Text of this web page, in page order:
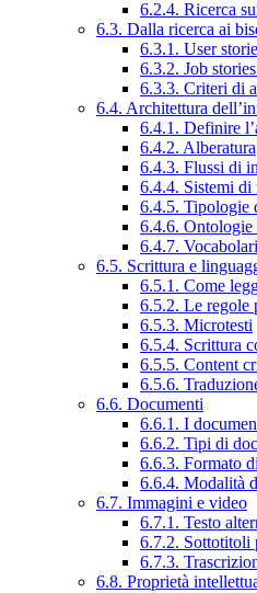
6.2.4. Ricerca
6.3. Dalla ricerca ai
6.3.1. User
6.3.2. Job
6.3.3. Criteri di
6.4. Architettura
6.4.1. Definire
6.4.2. Alberatura
6.4.3. Flussi di
6.4.4. Sistemi di
6.4.5. Tipologie
6.4.6. Ontologie
6.4.7.
6.5. Scrittura e
6.5.1. Come
6.5.2. Le regole
6.5.3. Microtesti
6.5.4. Scrittura
6.5.5. Content
6.5.6.
6.6. Documenti
6.6.1. I
6.6.2. Tipi di
6.6.3. Formato
6.6.4. Modalità
6.7. Immagini e video
6.7.1. Testo
6.7.2. Sottotitoli
6.7.3.
6.8. Proprietà